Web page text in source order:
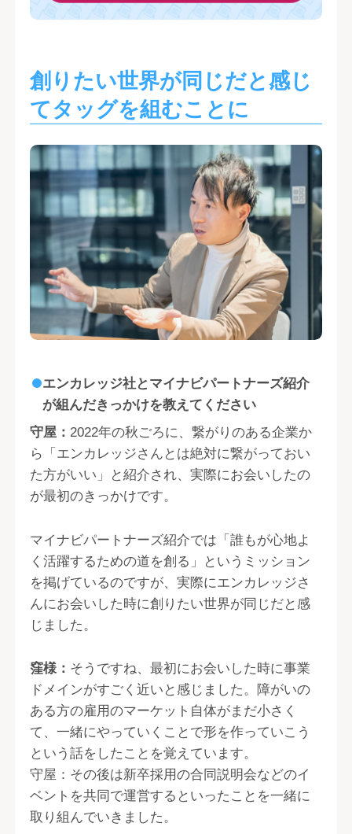
創りたい世界が同じだと感じ
てタッグを組むことに
エンカレッジ社とマイナビパートナーズ紹介
が組んだきっかけを教えてください
守屋：2022年の秋ごろに、繋がりのある企業か
ら「エンカレッジさんとは絶対に繋がっておい
た方がいい」と紹介され、実際にお会いしたの
が最初のきっかけです。
マイナビパートナーズ紹介では「誰もが心地よ
く活躍するための道を創る」というミッション
を掲げているのですが、実際にエンカレッジさ
んにお会いした時に創りたい世界が同じだと感
じました。
窪様： そうですね、最初にお会いした時に事業
ドメインがすごく近いと感じました。障がいの
ある方の雇用のマーケット自体がまだ小さく
て、一緒にやっていくことで形を作っていこう
という話をしたことを覚えています。
守屋：その後は新卒採用の合同説明会などのイ
ベントを共同で運営するといったことを一緒に
取り組んでいきました。